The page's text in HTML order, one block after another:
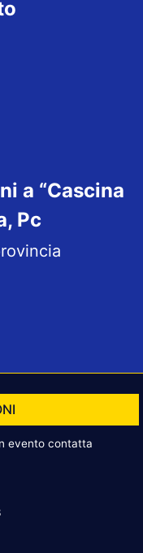
a “Cascina
Pc
evento contatta